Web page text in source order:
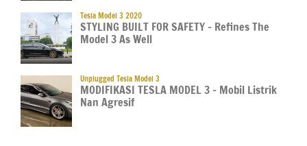
Tesla Model 3 2020
STYLING BUILT FOR SAFETY – Refines The
Model 3 As Well
Unplugged Tesla Model 3
MODIFIKASI TESLA MODEL 3 – Mobil Listrik
Nan Agresif